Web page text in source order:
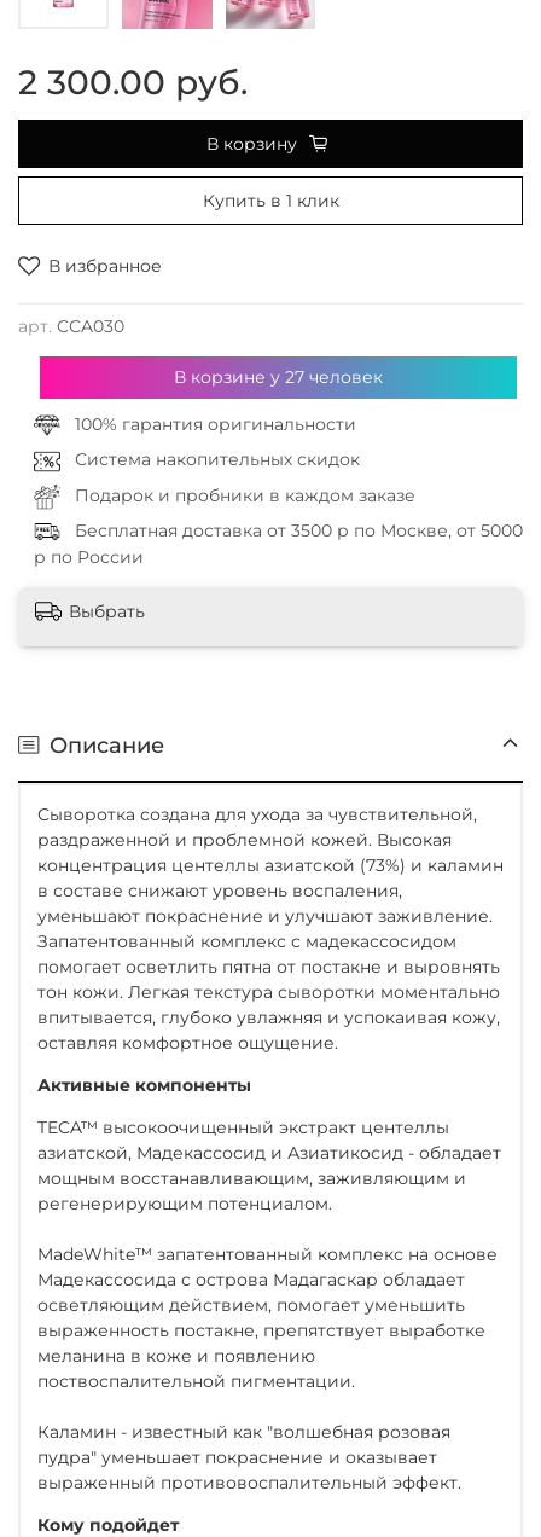
В избранное
арт. CCA030
2 300.00 руб.
В корзину
Купить в 1 клик
В корзине у 27человек
100% гарантия оригинальности
Система накопительных скидок
Подарок и пробники в каждом заказе
Бесплатная доставка от 3500 р по Москве, от 5000
р по России
Выбрать
Описание
Сыворотка создана для ухода за чувствительной,
раздраженной и проблемной кожей. Высокая
концентрация центеллы азиатской (73%) и каламин
в составе снижают уровень воспаления,
уменьшают покраснение и улучшают заживление.
Запатентованный комплекс с мадекассосидом
помогает осветлить пятна от постакне и выровнять
тон кожи. Легкая текстура сыворотки моментально
впитывается, глубоко увлажняя и успокаивая кожу,
оставляя комфортное ощущение.
Активные компоненты
TECA™ высокоочищенный экстракт центеллы
азиатской, Мадекассосид и Азиатикосид - обладает
мощным восстанавливающим, заживляющим и
регенерирующим потенциалом.
MadeWhite™ запатентованный комплекс на основе
Мадекассосида с острова Мадагаскар обладает
осветляющим действием, помогает уменьшить
выраженность постакне, препятствует выработке
меланина в коже и появлению
поствоспалительной пигментации.
Каламин - известный как "волшебная розовая
пудра" уменьшает покраснение и оказывает
выраженный противовоспалительный эффект.
Кому подойдет